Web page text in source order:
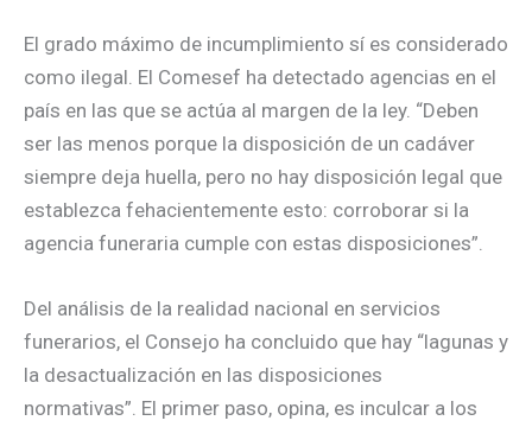
El grado máximo de incumplimiento sí es considerado
como ilegal. El Comesef ha detectado agencias en el
país en las que se actúa al margen de la ley. “Deben
ser las menos porque la disposición de un cadáver
siempre deja huella, pero no hay disposición legal que
establezca fehacientemente esto: corroborar si la
agencia funeraria cumple con estas disposiciones”.
Del análisis de la realidad nacional en servicios
funerarios, el Consejo ha concluido que hay “lagunas y
la desactualización en las disposiciones
normativas”. El primer paso, opina, es inculcar a los